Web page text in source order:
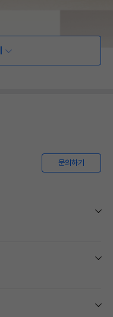
문의하기